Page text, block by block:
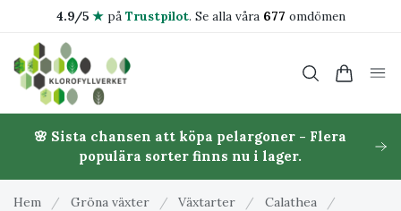
4.9/5 ★på Trustpilot. Se alla våra 677 omdömen
🌸 Sista chansen att köpa pelargoner - Flera
populära sorter finns nu i lager.
Hem / Gröna växter / Växtarter / Calathea
/